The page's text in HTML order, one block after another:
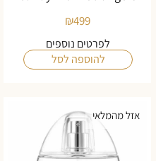
₪499
לפרטים נוספים
להוספה לסל
אזל מהמלאי